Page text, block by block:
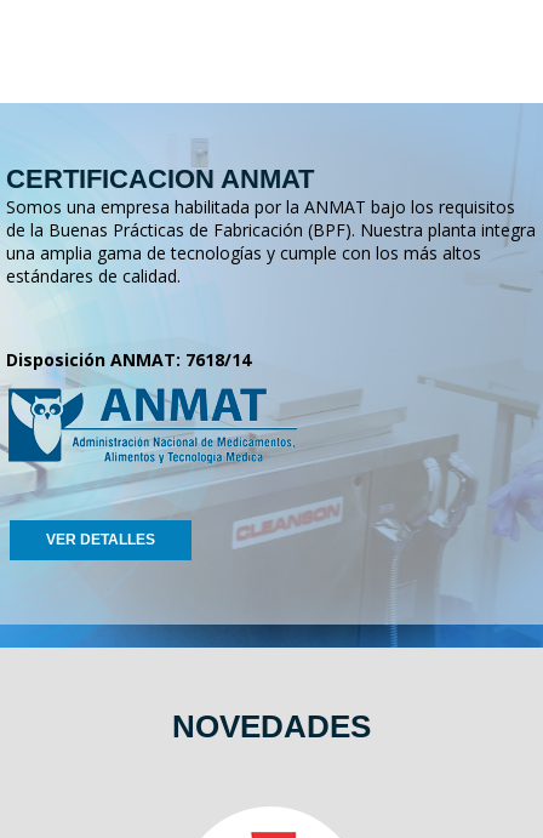
CERTIFICACION ANMAT
Somos una empresa habilitada por la ANMAT bajo los requisitos
de la Buenas Prácticas de Fabricación (BPF). Nuestra planta integra
una amplia gama de tecnologías y cumple con los más altos
estándares de calidad.
Disposición ANMAT: 7618/14
VER DETALLES
NOVEDADES